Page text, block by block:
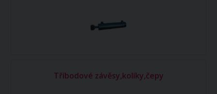
Tříbodové závěsy,kolíky,čepy